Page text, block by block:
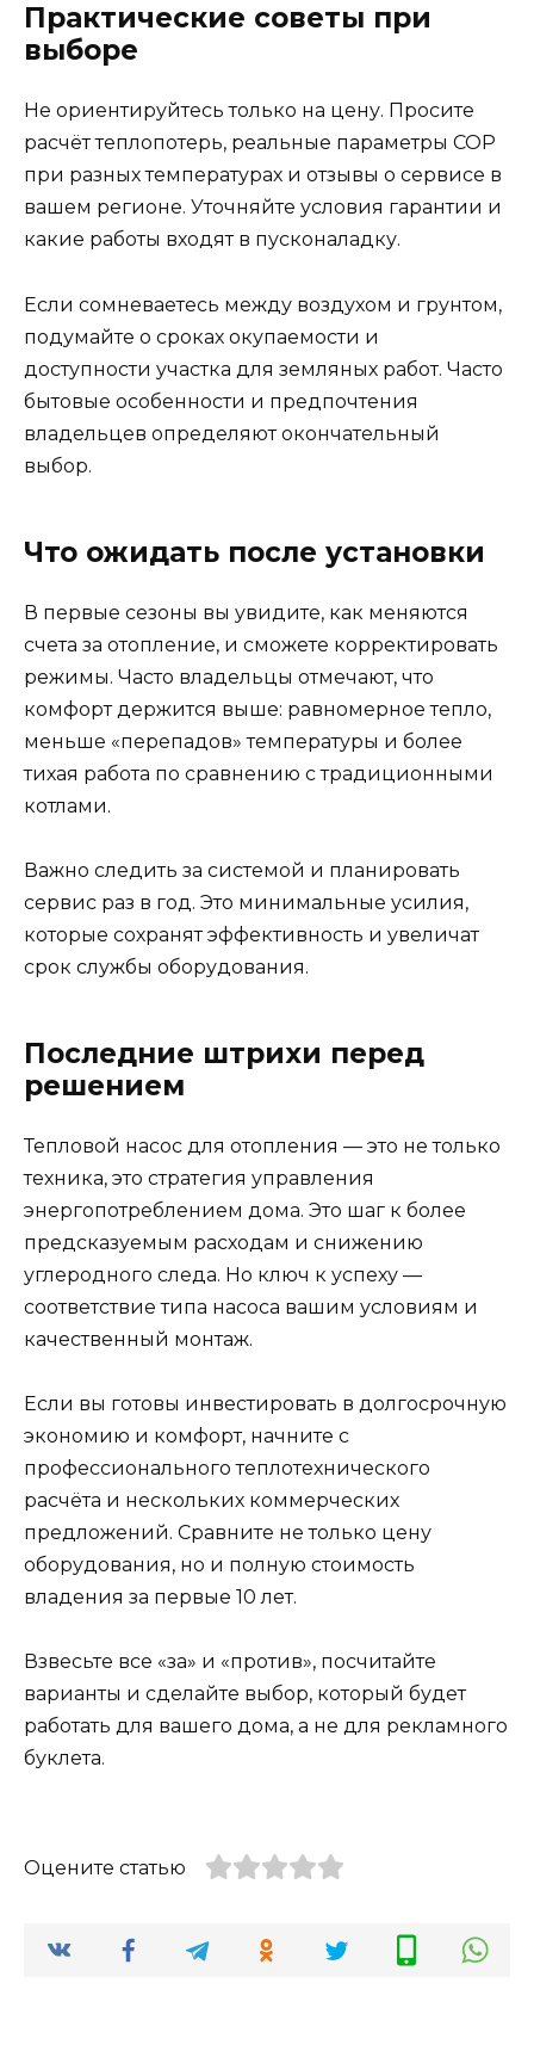
Практические советы при
выборе
Не ориентируйтесь только на цену. Просите
расчёт теплопотерь, реальные параметры COP
при разных температурах и отзывы о сервисе в
вашем регионе. Уточняйте условия гарантии и
какие работы входят в пусконаладку.
Если сомневаетесь между воздухом и грунтом,
подумайте о сроках окупаемости и
доступности участка для земляных работ. Часто
бытовые особенности и предпочтения
владельцев определяют окончательный
выбор.
Что ожидать после установки
В первые сезоны вы увидите, как меняются
счета за отопление, и сможете корректировать
режимы. Часто владельцы отмечают, что
комфорт держится выше: равномерное тепло,
меньше «перепадов» температуры и более
тихая работа по сравнению с традиционными
котлами.
Важно следить за системой и планировать
сервис раз в год. Это минимальные усилия,
которые сохранят эффективность и увеличат
срок службы оборудования.
Последние штрихи перед
решением
Тепловой насос для отопления — это не только
техника, это стратегия управления
энергопотреблением дома. Это шаг к более
предсказуемым расходам и снижению
углеродного следа. Но ключ к успеху —
соответствие типа насоса вашим условиям и
качественный монтаж.
Если вы готовы инвестировать в долгосрочную
экономию и комфорт, начните с
профессионального теплотехнического
расчёта и нескольких коммерческих
предложений. Сравните не только цену
оборудования, но и полную стоимость
владения за первые 10 лет.
Взвесьте все «за» и «против», посчитайте
варианты и сделайте выбор, который будет
работать для вашего дома, а не для рекламного
буклета.
Оцените статью